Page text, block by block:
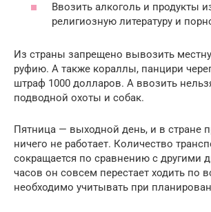
Ввозить алкоголь и продукты
религиозную литературу и
Из страны запрещено вывозить
руфию. А также кораллы, панцири
штраф 1000 долларов. А ввозить
подводной охоты и собак.
Пятница — выходной день, и в стране
ничего не работает. Количество
сокращается по сравнению с другими
часов он совсем перестает ходить по
необходимо учитывать при